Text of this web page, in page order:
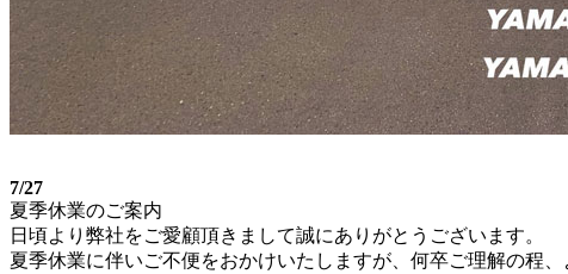
7/27
夏季休業のご案内
日頃より弊社をご愛顧頂きまして誠にありがとうございます。
夏季休業に伴いご不便をおかけいたしますが、何卒ご理解の程、